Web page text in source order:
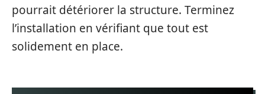
pourrait détériorer la structure. Terminez
l’installation en vérifiant que tout est
solidement en place.